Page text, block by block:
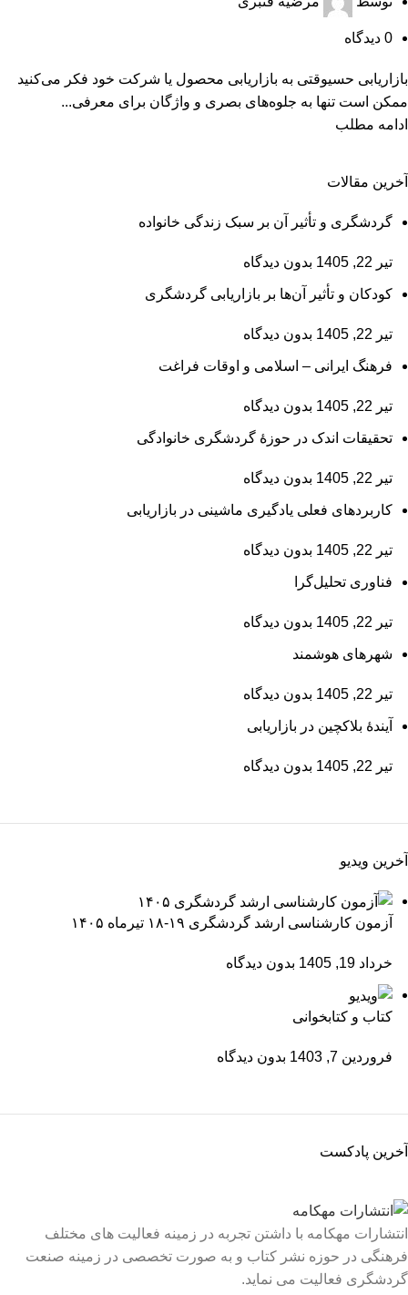
0 دیدگاه
بازاريابی حسیوقتی به بازاريابی محصول يا شركت خود فكر می‌كنيد
ممكن است تنها به جلوه‌های بصری و واژگان برای معرفی...
ادامه مطلب
آخرین مقالات
گردشگری و تأثیر آن بر سبک زندگی خانواده
تیر 22, 1405 بدون دیدگاه
کودکان و تأثیر آن‌ها بر بازاریابی گردشگری
تیر 22, 1405 بدون دیدگاه
فرهنگ ایرانی – اسلامی و اوقات فراغت
تیر 22, 1405 بدون دیدگاه
تحقیقات اندک در حوزۀ گردشگری خانوادگی
تیر 22, 1405 بدون دیدگاه
کاربردهای فعلی یادگیری ماشینی در بازاریابی
تیر 22, 1405 بدون دیدگاه
فناوری تحلیل‌گرا
تیر 22, 1405 بدون دیدگاه
شهرهای هوشمند
تیر 22, 1405 بدون دیدگاه
آیندۀ بلاکچین در بازاریابی
تیر 22, 1405 بدون دیدگاه
آخرین ویدیو
آزمون کارشناسی ارشد گردشگری ۱۹-۱۸ تیرماه ۱۴۰۵
خرداد 19, 1405 بدون دیدگاه
کتاب و کتابخوانی
فروردین 7, 1403 بدون دیدگاه
آخرین پادکست
انتشارات مهکامه با داشتن تجربه در زمینه فعالیت های مختلف
فرهنگی در حوزه نشر کتاب و به صورت تخصصی در زمینه صنعت
گردشگری فعالیت می نماید.